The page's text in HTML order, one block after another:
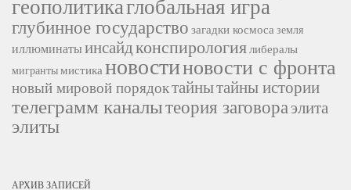
геополитикаглобальная игра
глубинное государство загадки космоса земля
иллюминатыинсайдконспирологиялибералы
мигрантымистика новостиновости с фронта
новый мировой порядоктайнытайны истории
телеграмм каналытеория заговораэлита
элиты
АРХИВ ЗАПИСЕЙ